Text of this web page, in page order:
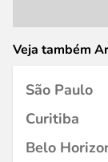
Veja também
São Paulo
Curitiba
Belo